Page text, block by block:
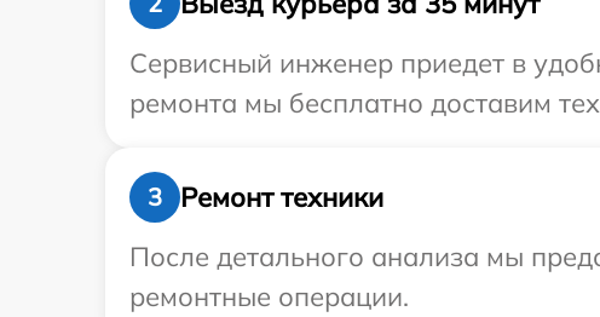
Сервисный инженер приедет в
ремонта мы бесплатно доставим
3
Ремонт техники
После детального анализа мы
ремонтные операции.